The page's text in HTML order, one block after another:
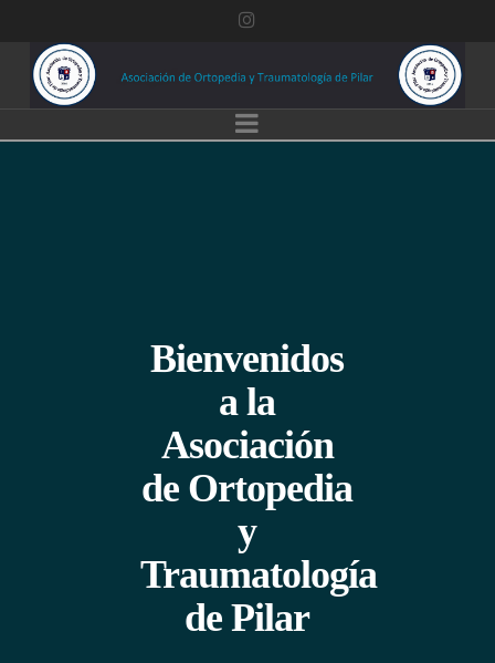
Asociación
de
Navigation
Bienvenidos
a la
Asociación
de Ortopedia
y
Traumatología
de Pilar